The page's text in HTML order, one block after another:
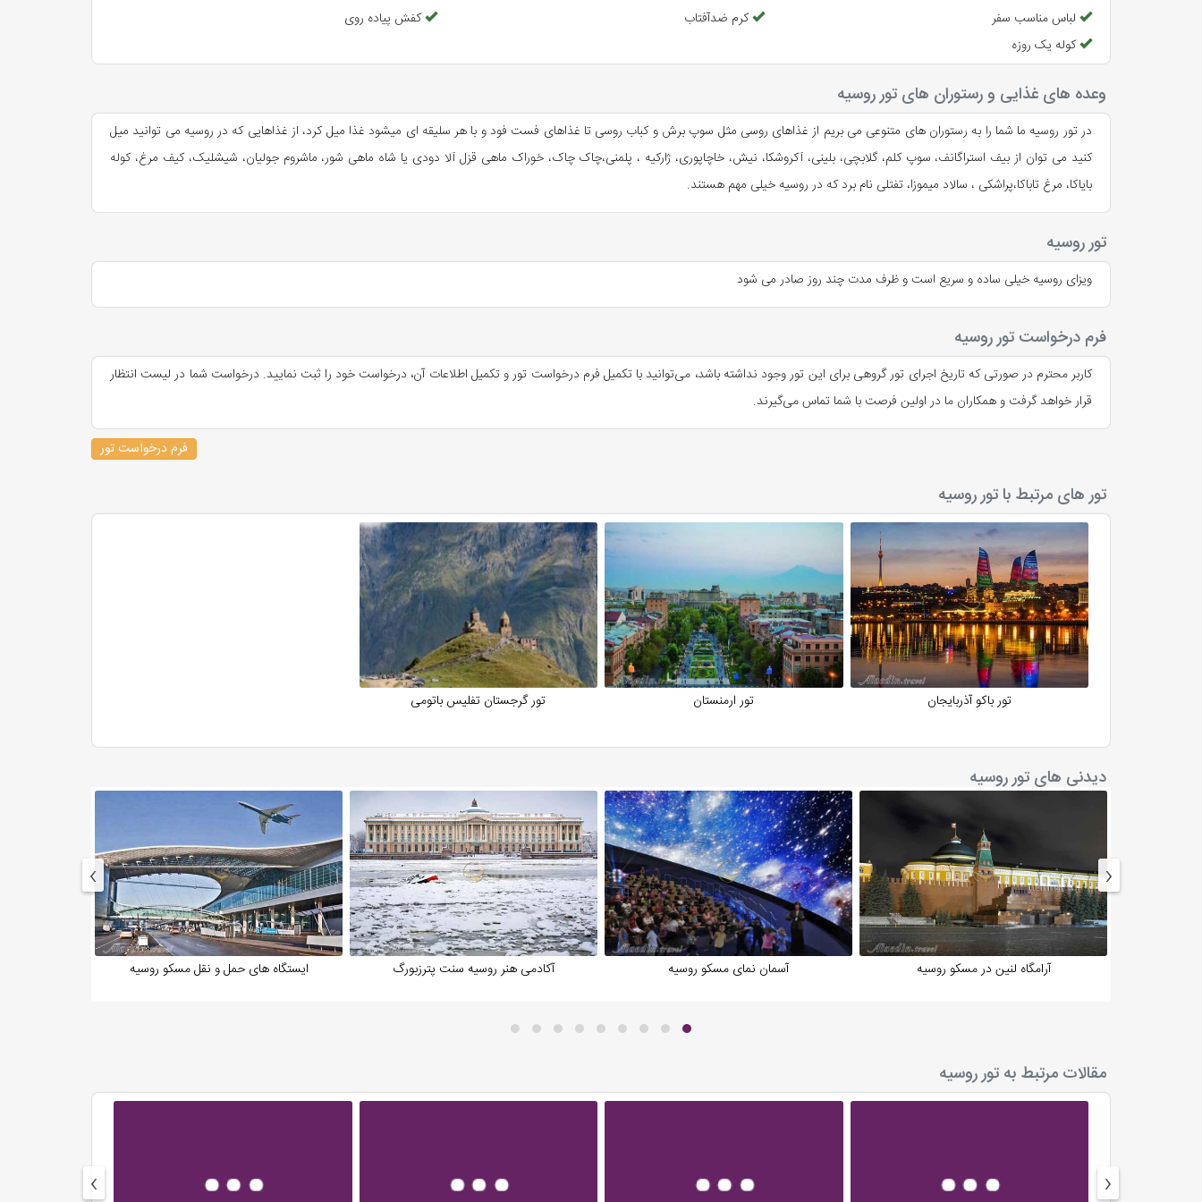
پس از صرف صبحانه و تحویل اتاق‌ها، ترانسفر اختصاصی به فرودگاه سن پترزبورگ انجام می‌شود و با پروازی دلنشین به تهران بازمی‌گردیم. خاطرات فراموش‌نشدنی سفر روسیه تا همیشه همراه ما خواهد
بود.
هتل‌ها لوکس و در موقعیت‌های عالی شهرها هستند.
گشت‌ها طبق برنامه اصلی تور هستند و در صورت تمایل، گشت‌های اختیاری با راهنما هماهنگ می‌شوند.
وقت آزاد برای خرید و عکاسی در هر شهر در نظر گرفته شده است.
بدهید. همچنین برای آشنایی با سایر
کافیست کلیک کنید.
میدان سرخ مسکو
کرملین مسکو
مجموعه‌ای از کاخ‌ها و کلیساها که محل سکونت تزارها و اکنون دفتر ریاست‌جمهوری روسیه است. بازدید از کرملین بخش جدایی‌ناپذیر هر تور روسیه محسوب می‌شود.
کلیسای جامع سنت باسیل
با گنبدهای پیازی رنگی‌اش یکی از نمادهای جهانی مسکو است. معماری منحصربه‌فرد این کلیسا، الهام گرفته از آتش‌بازی‌ها و جشن‌های روسی است.
یکی از بزرگ‌ترین موزه‌های جهان که بیش از سه میلیون اثر هنری از داوینچی، رامبرانت، پیکاسو و سایر بزرگان هنر را در خود جای داده است.
تئاتر بولشوی
یکی از مشهورترین سالن‌های اپرا و باله جهان در مسکو. اگر اهل هنر هستید، تماشای یک اجرای زنده در بولشوی تجربه‌ای فراموش‌نشدنی خواهد بود.
مکانی ایده‌آل برای علاقه‌مندان به کوهنوردی و طبیعت‌گردی. این رشته‌کوه بخشی از مرز طبیعی روسیه و گرجستان است.
متروی مسکو
یکی از زیباترین متروهای جهان که ایستگاه‌هایش با نقاشی‌ها، مجسمه‌ها و چلچراغ‌های باشکوه تزئین شده‌اند.
حلقه طلایی
مجموعه‌ای از شهرهای تاریخی اطراف مسکو که کلیساها و صومعه‌های قرون وسطایی‌شان گردشگران را به گذشته می‌برد.
فرهنگ و هنر روسیه؛ از باله تا ادبیات
روس‌ها ملتی عاشق هنر هستند.
ادبیات: شاهکارهای تولستوی، داستایوفسکی و چخوف هنوز هم الهام‌بخش جهانیان‌اند.
باله: روسیه مهد باله جهان است و مدارس باله سن‌پترزبورگ و مسکو در دنیا بی‌رقیب‌اند.
غذاهای روسی که باید امتحان کنید
تور روسیه بدون چشیدن غذاهای سنتی‌اش کامل نمی‌شود:
بورش: سوپ چغندر معروف روسی.
پلو روسی با سبزیجات و گوشت.
سالاد اولویه که در ایران هم بسیار محبوب است.
بلینی: نوعی پنکیک روسی.
پیراشکی روسی با انواع مواد میانی خوشمزه.
سوغات روسیه
ماتریوشکا: عروسک‌های چوبی تو در تو.
سماور روسی: نمادی از مهمان‌نوازی.
تابستان (ژوئن تا آگوست): جشنواره‌های تابستانی و هوای گرم‌تر.
پاییز (سپتامبر تا نوامبر): مناظر پاییزی چشم‌نواز.
زمستان (دسامبر تا فوریه): تجربه منحصربه‌فرد از برف و ورزش‌های زمستانی.
Radisson Collection Hotel Moscow
لباس مناسب سفر
کرم ضدآفتاب
کفش پیاده روی
کوله یک روزه
وعده های غذایی و رستوران های تور روسیه
در تور روسیه ما شما را به رستوران های متنوعی می بریم از غذاهای روسی مثل سوپ برش و کباب روسی تا غذاهای فست فود و با هر سلیقه ای میشود غذا میل کرد، از غذاهایی که در روسیه می توانید میل
کنید می توان از بیف استراگانف، سوپ کلم، گلابچی، بلینی، آکروشکا، نیش، خاچاپوری، ژارکیه ، پلمنی،چاک چاک، خوراک ماهی قزل آلا دودی یا شاه ماهی شور، ماشروم جولیان، شیشلیک، کیف مرغ، کوله
بایاکا، مرغ تاباکا،پراشکی ، سالاد میموزا، تفتلی نام برد که در روسیه خیلی مهم هستند.
تور روسیه
ویزای روسیه خیلی ساده و سریع است و ظرف مدت چند روز صادر می شود
فرم درخواست تور روسیه
کاربر محترم در صورتی که تاریخ اجرای تور گروهی برای این تور وجود نداشته باشد، می‌توانید با تکمیل فرم درخواست تور و تکمیل اطلاعات آن، درخواست خود را ثبت نمایید. درخواست شما در لیست انتظار
قرار خواهد گرفت و همکاران ما در اولین فرصت با شما تماس می‌گیرند.
فرم درخواست تور
تور های مرتبط با تور روسیه
تور باکو آذربایجان تور ارمنستان تور گرجستان تفلیس باتومی
دیدنی های تور روسیه
آرامگاه لنین در مسکو روسیه آسمان نمای مسکو روسیه آکادمی هنر روسیه سنت پترزبورگ ایستگاه های حمل و نقل مسکو روسیه
‹
›
مقالات مرتبط به تور روسیه
‹
›